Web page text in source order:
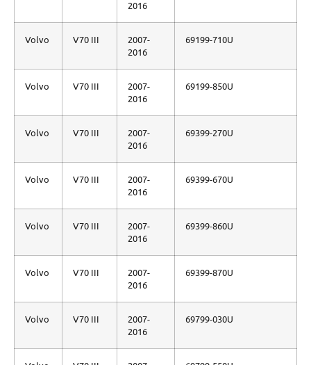
2016
Volvo V70 III
2007-
2016
69199-710U
Volvo V70 III
2007-
2016
69199-850U
Volvo V70 III
2007-
2016
69399-270U
Volvo V70 III
2007-
2016
69399-670U
Volvo V70 III
2007-
2016
69399-860U
Volvo V70 III
2007-
2016
69399-870U
Volvo V70 III
2007-
2016
69799-030U